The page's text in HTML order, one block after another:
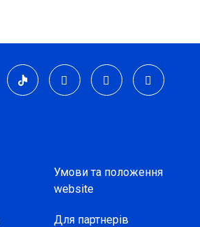
Умови та положення
website
Для партнерів